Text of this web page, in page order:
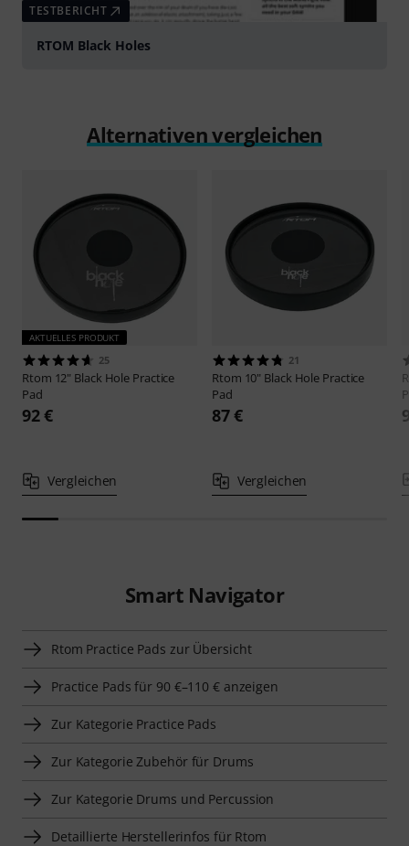
TESTBERICHT
RTOM Black Holes
Alternativen vergleichen
AKTUELLES PRODUKT
25
Rtom 12" Black Hole Practice
Pad
92 €
Vergleichen
21
Rtom 10" Black Hole Practice
Pad
87 €
Vergleichen
Smart Navigator
Rtom Practice Pads zur Übersicht
Practice Pads für 90 €–110 € anzeigen
Zur Kategorie Practice Pads
Zur Kategorie Zubehör für Drums
Zur Kategorie Drums und Percussion
Detaillierte Herstellerinfos für Rtom